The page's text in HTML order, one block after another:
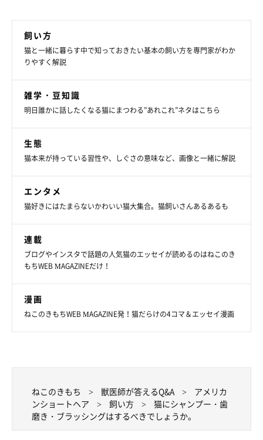
飼い方
猫と一緒に暮らす中で知っておきたい基本の飼い方を専門家がわか
りやすく解説
雑学・豆知識
明日誰かに話したくなる猫にまつわる”あれこれ”ネタはこちら
生態
猫本来が持っている習性や、しぐさの意味など、画像と一緒に解説
エンタメ
猫好きにはたまらないかわいい猫大集合。猫飼いさんあるあるも
連載
ブログやインスタで話題の人気猫のエッセイが読めるのはねこのき
もちWEB MAGAZINEだけ！
漫画
ねこのきもちWEB MAGAZINE発！猫だらけの4コマ＆エッセイ漫画
ねこのきもち 獣医師が答えるQ&A
アメリカ
ンショートヘア
飼い方
猫にシャンプー・歯
磨き・ブラッシングはするべきでしょうか。